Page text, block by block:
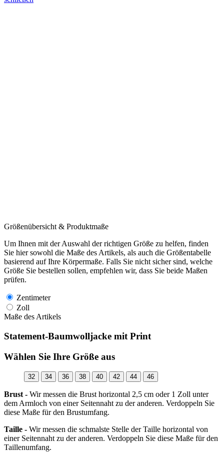
Größenübersicht & Produktmaße
Um Ihnen mit der Auswahl der richtigen Größe zu helfen, finden
Sie hier sowohl die Maße des Artikels, als auch die Größentabelle
basierend auf Ihre Körpermaße. Falls Sie nicht sicher sind, welche
Größe Sie bestellen sollen, empfehlen wir, dass Sie beide Maßen
prüfen.
Zentimeter
Zoll
Maße des Artikels
Statement-Baumwolljacke mit Print
Wählen Sie Ihre Größe aus
32 34 36 38 40 42 44 46
Brust - Wir messen die Brust horizontal 2,5 cm oder 1 Zoll unter
dem Armloch von einer Seitennaht zu der anderen. Verdoppeln Sie
diese Maße für den Brustumfang.
Taille - Wir messen die schmalste Stelle der Taille horizontal von
einer Seitennaht zu der anderen. Verdoppeln Sie diese Maße für den
Taillenumfang.